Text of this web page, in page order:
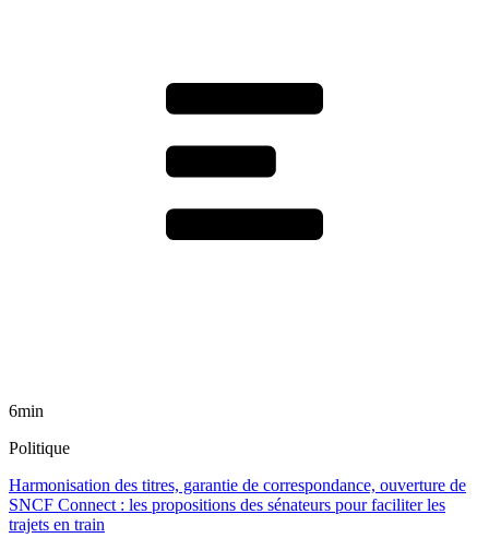
6min
Politique
Harmonisation des titres, garantie de correspondance, ouverture de
SNCF Connect : les propositions des sénateurs pour faciliter les
trajets en train